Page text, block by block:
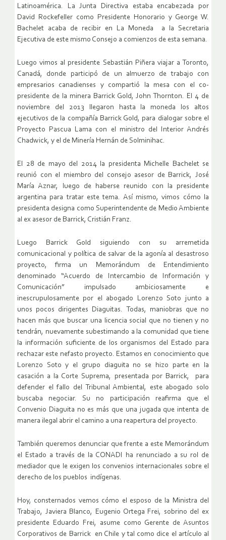
Latinoamérica. La Junta Directiva estaba encabezada por
David Rockefeller como Presidente Honorario y George W.
Bachelet acaba de recibir en La Moneda a la Secretaria
Ejecutiva de este mismo Consejo a comienzos de esta semana.
Luego vimos al presidente Sebastián Piñera viajar a Toronto,
Canadá, donde participó de un almuerzo de trabajo con
empresarios canadienses y compartió la mesa con el co-
presidente de la minera Barrick Gold, John Thornton. El 4 de
noviembre del 2013 llegaron hasta la moneda los altos
ejecutivos de la compañía Barrick Gold, para dialogar sobre el
Proyecto Pascua Lama con el ministro del Interior Andrés
Chadwick, y el de Minería Hernán de Solminihac.
El 28 de mayo del 2014 la presidenta Michelle Bachelet se
reunió con el miembro del consejo asesor de Barrick, José
María Aznar, luego de haberse reunido con la presidente
argentina para tratar este tema. Así mismo, vimos cómo la
presidenta designa como Superintendente de Medio Ambiente
al ex asesor de Barrick, Cristián Franz.
Luego Barrick Gold siguiendo con su arremetida
comunicacional y política de salvar de la agonía al desastroso
proyecto, firma un Memorándum de Entendimiento
denominado “Acuerdo de Intercambio de Información y
Comunicación” impulsado ambiciosamente e
inescrupulosamente por el abogado Lorenzo Soto junto a
unos pocos dirigentes Diaguitas. Todas, maniobras que no
hacen más que buscar una licencia social que no tienen y no
tendrán, nuevamente subestimando a la comunidad que tiene
la información suficiente de los organismos del Estado para
rechazar este nefasto proyecto. Estamos en conocimiento que
Lorenzo Soto y el grupo diaguita no se hizo parte en la
casación a la Corte Suprema, presentada por Barrick, para
defender el fallo del Tribunal Ambiental, este abogado solo
buscaba negociar. Su no participación reafirma que el
Convenio Diaguita no es más que una jugada que intenta de
manera ilegal abrir el camino a una reapertura del proyecto.
También queremos denunciar que frente a este Memorándum
el Estado a través de la CONADI ha renunciado a su rol de
mediador que le exigen los convenios internacionales sobre el
derecho de los pueblos indígenas.
Hoy, consternados vemos cómo el esposo de la Ministra del
Trabajo, Javiera Blanco, Eugenio Ortega Frei, sobrino del ex
presidente Eduardo Frei, asume como Gerente de Asuntos
Corporativos de Barrick en Chile y tal como dice el artículo al